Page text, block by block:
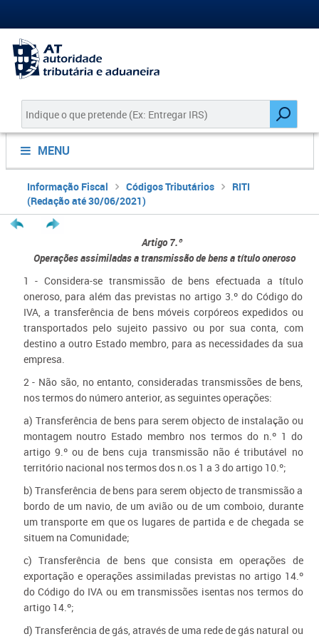
MENU
Informação Fiscal Códigos Tributários
RITI
(Redação até 30/06/2021)
Artigo 7.º
​ Operações assimiladas a transmissão de bens a título oneroso
1 - Considera-se transmissão de bens efectuada a título
oneroso, para além das previstas no artigo 3.º do Código do
IVA, a transferência de bens móveis corpóreos expedidos ou
transportados pelo sujeito passivo ou por sua conta, com
destino a outro Estado membro, para as necessidades da sua
empresa.
2 - Não são, no entanto, consideradas transmissões de bens,
nos termos do número anterior, as seguintes operações:
a) Transferência de bens para serem objecto de instalação ou
montagem noutro Estado membro nos termos do n.º 1 do
artigo 9.º ou de bens cuja transmissão não é tributável no
território nacional nos termos dos n.os 1 a 3 do artigo 10.º;
b) Transferência de bens para serem objecto de transmissão a
bordo de um navio, de um avião ou de um comboio, durante
um transporte em que os lugares de partida e de chegada se
situem na Comunidade;
c) Transferência de bens que consista em operações de
exportação e operações assimiladas previstas no artigo 14.º
do Código do IVA ou em transmissões isentas nos termos do
artigo 14.º;
d) Transferência de gás, através de uma rede de gás natural ou